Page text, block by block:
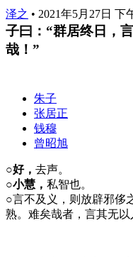
泽之 • 2021年5月27日 下
子曰：“群居终日，
哉！”
朱子
张居正
钱穆
曾昭旭
○好， 去声。
○小慧， 私智也。
○言不及义，则放辟邪侈
熟。难矣哉者，言其无以